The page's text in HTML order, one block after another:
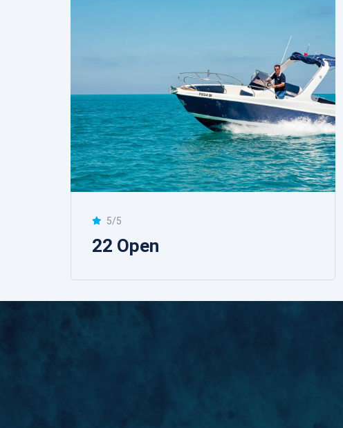
5/5
22 Open